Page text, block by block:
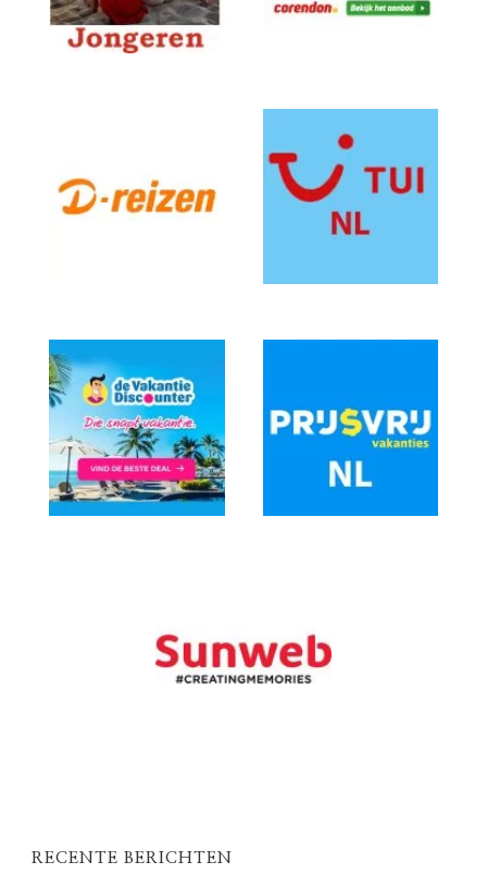
RECENTE BERICHTEN